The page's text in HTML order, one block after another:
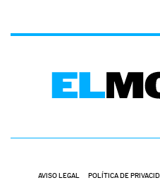
AVISO LEGAL POLÍTICA DE